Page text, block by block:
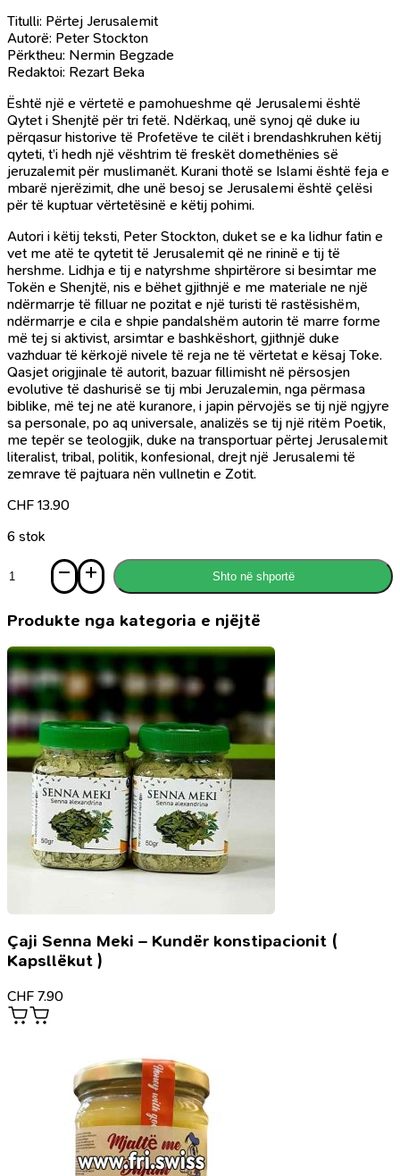
Titulli: Përtej Jerusalemit
Autorë: Peter Stockton
Përktheu: Nermin Begzade
Redaktoi: Rezart Beka
Është një e vërtetë e pamohueshme që Jerusalemi është
Qytet i Shenjtë për tri fetë. Ndërkaq, unë synoj që duke iu
përqasur historive të Profetëve te cilët i brendashkruhen këtij
qyteti, t’i hedh një vështrim të freskët domethënies së
jeruzalemit për muslimanët. Kurani thotë se Islami është feja e
mbarë njerëzimit, dhe unë besoj se Jerusalemi është çelësi
për të kuptuar vërtetësinë e këtij pohimi.
Autori i këtij teksti, Peter Stockton, duket se e ka lidhur fatin e
vet me atë te qytetit të Jerusalemit që ne rininë e tij të
hershme. Lidhja e tij e natyrshme shpirtërore si besimtar me
Tokën e Shenjtë, nis e bëhet gjithnjë e me materiale ne një
ndërmarrje të filluar ne pozitat e një turisti të rastësishëm,
ndërmarrje e cila e shpie pandalshëm autorin të marre forme
më tej si aktivist, arsimtar e bashkëshort, gjithnjë duke
vazhduar të kërkojë nivele të reja ne të vërtetat e kësaj Toke.
Qasjet origjinale të autorit, bazuar fillimisht në përsosjen
evolutive të dashurisë se tij mbi Jeruzalemin, nga përmasa
biblike, më tej ne atë kuranore, i japin përvojës se tij një ngjyre
sa personale, po aq universale, analizës se tij një ritëm Poetik,
me tepër se teologjik, duke na transportuar përtej Jerusalemit
literalist, tribal, politik, konfesional, drejt një Jerusalemi të
zemrave të pajtuara nën vullnetin e Zotit.
CHF 13.90
6 stok
Përtej
Shto në shportë
Produkte nga kategoria e njëjtë
Çaji Senna Meki – Kundër konstipacionit (
Kapsllëkut )
CHF 7.90